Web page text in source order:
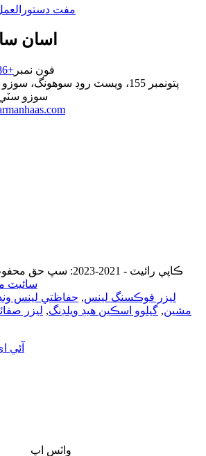
مفت
اسان
فون نمبر +86-512-67678768
پتو
نمبر 155، ويسٽ روڊ سوهونگ،
سوزو
© ڪاپي رائيٽ - 2021-2023: سڀ حق محفوظ آهن.
سائيٽ
ليزر فوڪسنگ لينس, حفاظتي لينس
مشين, گيلوو اسڪين هيڊ ويلڊنگ, ليزر
واٽس اپ